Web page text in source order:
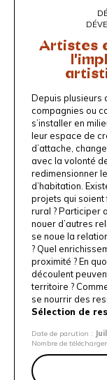
Artistes
Depuis plusieurs
compagnies ou
s’installer en
leur espace de
d’attache,
avec la volonté
redimensionner
d’habitation.
projets qui soient
rural ? Participer
nouer d’autres
se noue la
? Quel
proximité ? En
découlent
territoire ?
se nourrir des
Sélection de
Date de parution :
Nombre de